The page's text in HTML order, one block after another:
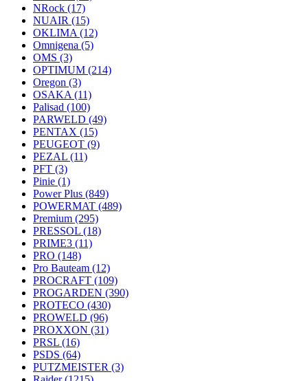
NRock (17)
NUAIR (15)
OKLIMA (12)
Omnigena (5)
OMS (3)
OPTIMUM (214)
Oregon (3)
OSAKA (11)
Palisad (100)
PARWELD (49)
PENTAX (15)
PEUGEOT (9)
PEZAL (11)
PFT (3)
Pinie (1)
Power Plus (849)
POWERMAT (489)
Premium (295)
PRESSOL (18)
PRIME3 (11)
PRO (148)
Pro Bauteam (12)
PROCRAFT (109)
PROGARDEN (390)
PROTECO (430)
PROWELD (96)
PROXXON (31)
PRSL (16)
PSDS (64)
PUTZMEISTER (3)